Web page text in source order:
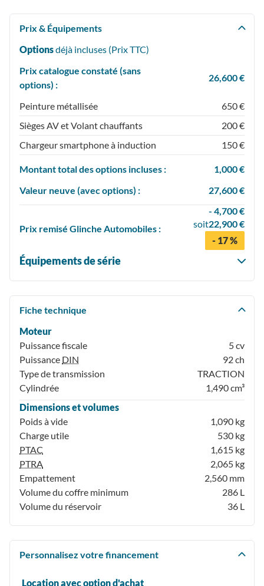
Prix & Équipements
Optionsdéjà incluses (PrixTTC)
Prix catalogue constaté (sans
options) :
26,600 €
Peinture métallisée
650 €
Sièges AV et Volant chauffants
200 €
Chargeur smartphone à induction
150 €
Montant total des options incluses :
1,000 €
Valeur neuve (avec options) :
27,600 €
Prix remisé Glinche Automobiles :
- 4,700 €
soit22,900 €
- 17 %
Équipements de série
Fiche technique
Moteur
Puissance fiscale
5 cv
Puissance DIN
92 ch
Type de transmission
TRACTION
Cylindrée
1,490 cm³
Dimensions et volumes
Poids à vide
1,090 kg
Charge utile
530 kg
PTAC
1,615 kg
PTRA
2,065 kg
Empattement
2,560 mm
Volume du coffre minimum
286 L
Volume du réservoir
36 L
Personnalisez votre financement
Location avec option d'achat